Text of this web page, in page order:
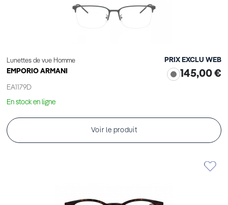
Lunettes de vue Homme
EMPORIO ARMANI
EA1179D
PRIX EXCLU WEB
145,00 €
En stock en ligne
Voir le produit